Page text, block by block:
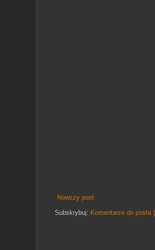
Nowszy post
Subskrybuj: Komentarze do posta